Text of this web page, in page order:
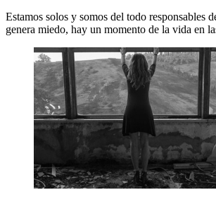
Estamos solos y somos del todo responsables
genera miedo, hay un momento de la vida en